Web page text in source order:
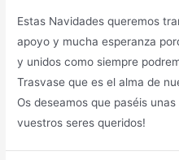
Estas Navidades queremos
apoyo y mucha esperanza
y unidos como siempre
Trasvase que es el alma de
Os deseamos que paséis
vuestros seres queridos!